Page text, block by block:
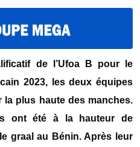
de l’Ufoa B pour le
2023, les deux équipes
la plus haute des manches.
ont été à la hauteur de
graal au Bénin. Après leur